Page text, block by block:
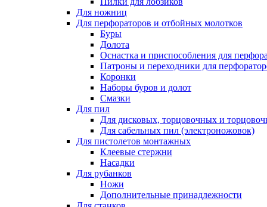
Для ножниц
Для перфораторов и отбойных молотков
Буры
Долота
Оснастка и приспособления для
Патроны и переходники для
Коронки
Наборы буров и долот
Смазки
Для пил
Для дисковых, торцовочных и
Для сабельных пил (электроножовок)
Для пистолетов монтажных
Клеевые стержни
Насадки
Для рубанков
Ножи
Дополнительные принадлежности